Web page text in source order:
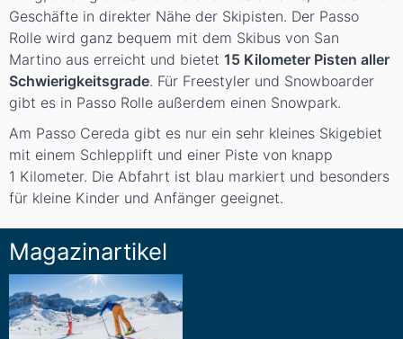
Geschäfte in direkter Nähe der Skipisten. Der Passo
Rolle wird ganz bequem mit dem Skibus von San
Martino aus erreicht und bietet 15 Kilometer Pisten aller
Schwierigkeitsgrade. Für Freestyler und Snowboarder
gibt es in Passo Rolle außerdem einen Snowpark.
Am Passo Cereda gibt es nur ein sehr kleines Skigebiet
mit einem Schlepplift und einer Piste von knapp
1 Kilometer. Die Abfahrt ist blau markiert und besonders
für kleine Kinder und Anfänger geeignet.
Magazinartikel